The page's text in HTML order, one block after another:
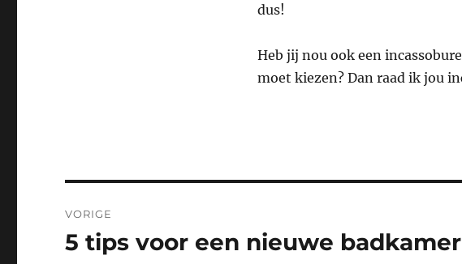
dus!
Heb jij nou ook een
moet kiezen? Dan raad ik jou
navigatie
VORIGE
Vorig
5 tips voor een nieuwe badkamer